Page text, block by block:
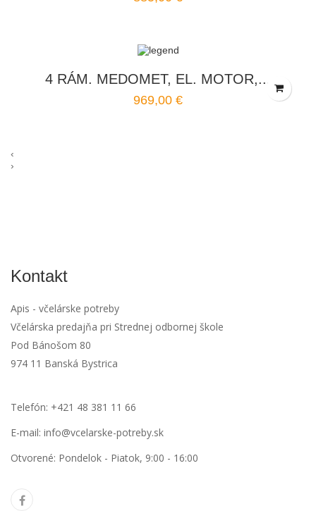
4 RÁM. MEDOMET, EL. MOTOR,...
969,00 €
‹
›
Kontakt
Apis - včelárske potreby
Včelárska predajňa pri Strednej odbornej škole
Pod Bánošom 80
974 11 Banská Bystrica
Telefón: +421 48 381 11 66
E-mail: info@vcelarske-potreby.sk
Otvorené: Pondelok - Piatok, 9:00 - 16:00